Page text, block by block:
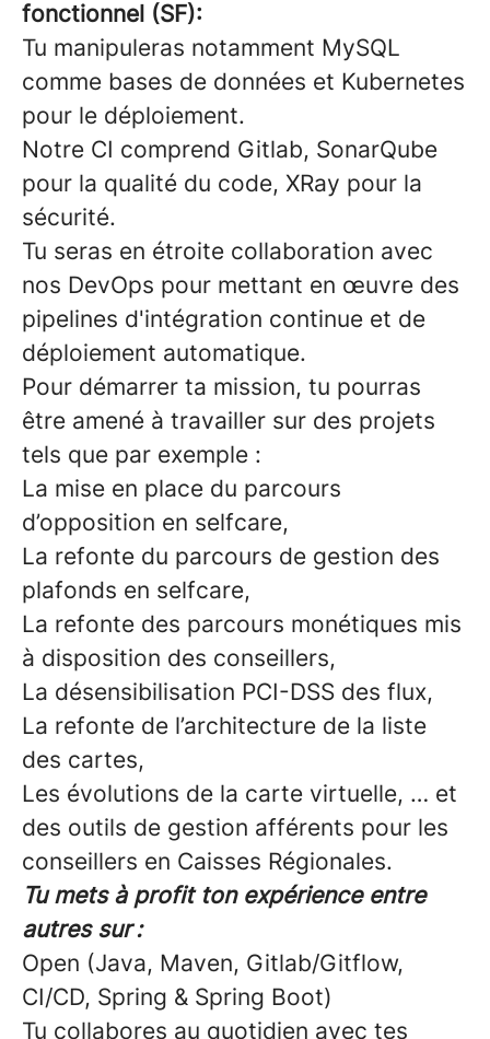
fonctionnel (SF):
Tu manipuleras notamment MySQL
comme bases de données et Kubernetes
pour le déploiement.
Notre CI comprend Gitlab, SonarQube
pour la qualité du code, XRay pour la
sécurité.
Tu seras en étroite collaboration avec
nos DevOps pour mettant en œuvre des
pipelines d'intégration continue et de
déploiement automatique.
Pour démarrer ta mission, tu pourras
être amené à travailler sur des projets
tels que par exemple :
La mise en place du parcours
d’opposition en selfcare,
La refonte du parcours de gestion des
plafonds en selfcare,
La refonte des parcours monétiques mis
à disposition des conseillers,
La désensibilisation PCI-DSS des flux,
La refonte de l’architecture de la liste
des cartes,
Les évolutions de la carte virtuelle, … et
des outils de gestion afférents pour les
conseillers en Caisses Régionales.
Tu mets à profit ton expérience entre
autres sur :
Open (Java, Maven, Gitlab/Gitflow,
CI/CD, Spring & Spring Boot)
Tu collabores au quotidien avec tes